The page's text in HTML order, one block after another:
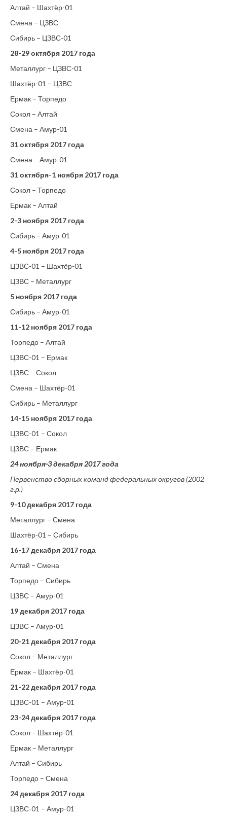
Алтай – Шахтёр-01
Смена – ЦЗВС
Сибирь – ЦЗВС-01
28-29 октября 2017 года
Металлург – ЦЗВС-01
Шахтёр-01 – ЦЗВС
Ермак – Торпедо
Сокол – Алтай
Смена – Амур-01
31 октября 2017 года
Смена – Амур-01
31 октября-1 ноября 2017 года
Сокол – Торпедо
Ермак – Алтай
2-3 ноября 2017 года
Сибирь – Амур-01
4-5 ноября 2017 года
ЦЗВС-01 – Шахтёр-01
ЦЗВС – Металлург
5 ноября 2017 года
Сибирь – Амур-01
11-12 ноября 2017 года
Торпедо – Алтай
ЦЗВС-01 – Ермак
ЦЗВС – Сокол
Смена – Шахтёр-01
Сибирь – Металлург
14-15 ноября 2017 года
ЦЗВС-01 – Сокол
ЦЗВС – Ермак
24 ноября-3 декабря 2017 года
Первенство сборных команд федеральных округов (2002
г.р.)
9-10 декабря 2017 года
Металлург – Смена
Шахтёр-01 – Сибирь
16-17 декабря 2017 года
Алтай – Смена
Торпедо – Сибирь
ЦЗВС – Амур-01
19 декабря 2017 года
ЦЗВС – Амур-01
20-21 декабря 2017 года
Сокол – Металлург
Ермак – Шахтёр-01
21-22 декабря 2017 года
ЦЗВС-01 – Амур-01
23-24 декабря 2017 года
Сокол – Шахтёр-01
Ермак – Металлург
Алтай – Сибирь
Торпедо – Смена
24 декабря 2017 года
ЦЗВС-01 – Амур-01